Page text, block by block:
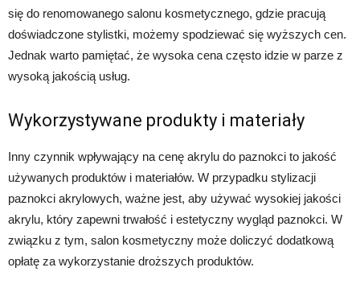
się do renomowanego salonu kosmetycznego, gdzie pracują
doświadczone stylistki, możemy spodziewać się wyższych cen.
Jednak warto pamiętać, że wysoka cena często idzie w parze z
wysoką jakością usług.
Wykorzystywane produkty i materiały
Inny czynnik wpływający na cenę akrylu do paznokci to jakość
używanych produktów i materiałów. W przypadku stylizacji
paznokci akrylowych, ważne jest, aby używać wysokiej jakości
akrylu, który zapewni trwałość i estetyczny wygląd paznokci. W
związku z tym, salon kosmetyczny może doliczyć dodatkową
opłatę za wykorzystanie droższych produktów.